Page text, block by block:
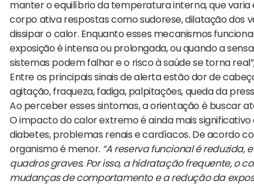
manter o equilíbrio da temperatura interna, que varia
corpo ativa respostas como sudorese, dilatação dos
dissipar o calor. Enquanto esses mecanismos
exposição é intensa ou prolongada, ou quando a
sistemas podem falhar e o risco à saúde se torna
Entre os principais sinais de alerta estão dor de
agitação, fraqueza, fadiga, palpitações, queda da
Ao perceber esses sintomas, a orientação é buscar
O impacto do calor extremo é ainda mais
diabetes, problemas renais e cardíacos. De acordo
organismo é menor. “A reserva funcional é
quadros graves. Por isso, a hidratação frequente, o
mudanças de comportamento e a redução da